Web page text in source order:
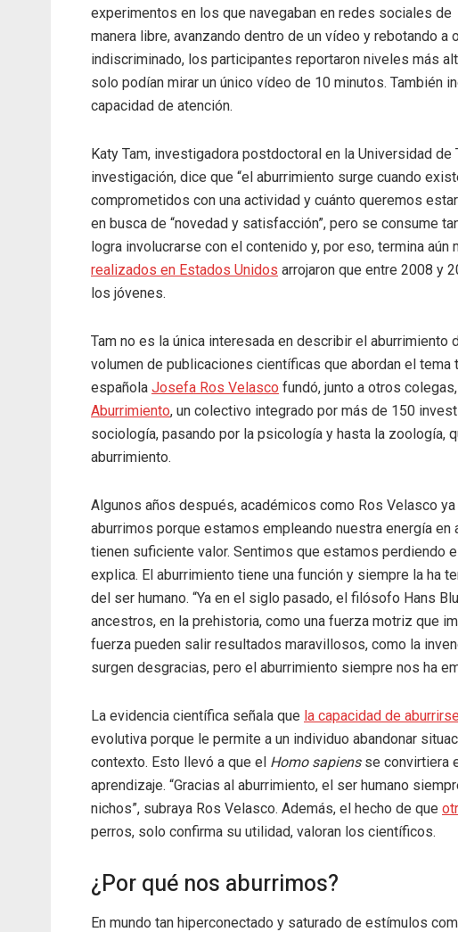
experimentos en los que navegaban en redes sociales de
manera libre, avanzando dentro de un vídeo y rebotando
indiscriminado, los participantes reportaron niveles más
solo podían mirar un único vídeo de 10 minutos. También
capacidad de atención.
Katy Tam, investigadora postdoctoral en la Universidad
investigación, dice que “el aburrimiento surge cuando
comprometidos con una actividad y cuánto queremos
en busca de “novedad y satisfacción”, pero se consume
logra involucrarse con el contenido y, por eso, termina aún
realizados en Estados Unidos arrojaron que entre 2008 y
los jóvenes.
Tam no es la única interesada en describir el aburrimiento
volumen de publicaciones científicas que abordan el
española Josefa Ros Velasco fundó, junto a otros
Aburrimiento, un colectivo integrado por más de 150
sociología, pasando por la psicología y hasta la zoología,
aburrimiento.
Algunos años después, académicos como Ros Velasco
aburrimos porque estamos empleando nuestra energía
tienen suficiente valor. Sentimos que estamos perdiendo
explica. El aburrimiento tiene una función y siempre la ha
del ser humano. “Ya en el siglo pasado, el filósofo Hans
ancestros, en la prehistoria, como una fuerza motriz que
fuerza pueden salir resultados maravillosos, como la
surgen desgracias, pero el aburrimiento siempre nos ha
La evidencia científica señala que la capacidad de aburrirse
evolutiva porque le permite a un individuo abandonar
contexto. Esto llevó a que el Homo sapiensse convirtiera
aprendizaje. “Gracias al aburrimiento, el ser humano
nichos”, subraya Ros Velasco. Además, el hecho de que
perros, solo confirma su utilidad, valoran los científicos.
¿Por qué nos aburrimos?
En mundo tan hiperconectado y saturado de estímulos